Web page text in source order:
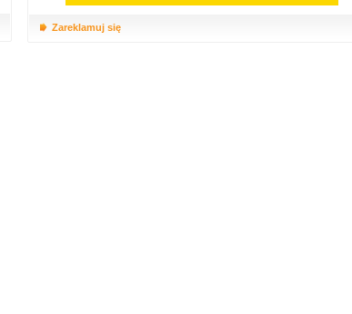
Zareklamuj się